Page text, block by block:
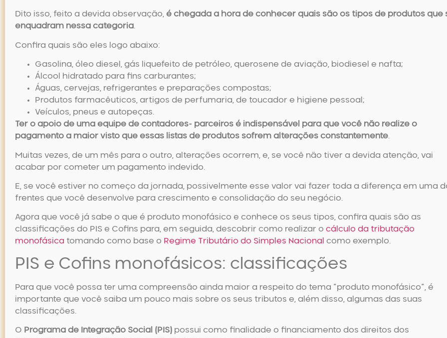
Dito isso, feito a devida observação, é chegada a hora de conhecer quais são os tipos de produtos que
enquadram nessa categoria.
Confira quais são eles logo abaixo:
Gasolina, óleo diesel, gás liquefeito de petróleo, querosene de aviação, biodiesel e nafta;
Álcool hidratado para fins carburantes;
Águas, cervejas, refrigerantes e preparações compostas;
Produtos farmacêuticos, artigos de perfumaria, de toucador e higiene pessoal;
Veículos, pneus e autopeças.
Ter o apoio de uma equipe de contadores- parceiros é indispensável para que você não realize o
pagamento a maior visto que essas listas de produtos sofrem alterações constantemente.
Muitas vezes, de um mês para o outro, alterações ocorrem, e, se você não tiver a devida atenção, vai
acabar por cometer um pagamento indevido.
E, se você estiver no começo da jornada, possivelmente esse valor vai fazer toda a diferença em uma
frentes que você desenvolve para crescimento e consolidação do seu negócio.
Agora que você já sabe o que é produto monofásico e conhece os seus tipos, confira quais são as
classificações do PIS e Cofins para, em seguida, descobrir como realizar o cálculo da tributação
monofásica tomando como base o Regime Tributário do Simples Nacional como exemplo.
PIS e Cofins monofásicos: classificações
Para que você possa ter uma compreensão ainda maior a respeito do tema “produto monofásico“, é
importante que você saiba um pouco mais sobre os seus tributos e, além disso, algumas das suas
classificações.
O Programa de Integração Social (PIS) possui como finalidade o financiamento dos direitos dos